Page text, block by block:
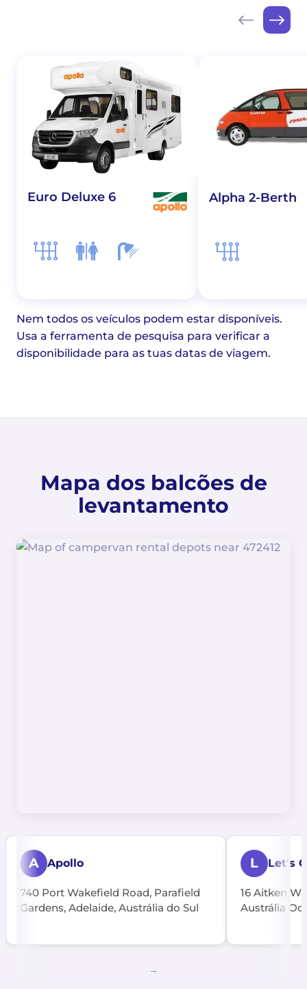
Euro Deluxe 6 Alpha 2-Berth
Nem todos os veículos podem estar disponíveis.
Usa a ferramenta de pesquisa para verificar a
disponibilidade para as tuas datas de viagem.
Mapa dos balcões de
levantamento
A Apollo
740 Port Wakefield Road, Parafield
Gardens, Adelaide, Austrália do Sul
L Let's
16 Aitken
Austrália